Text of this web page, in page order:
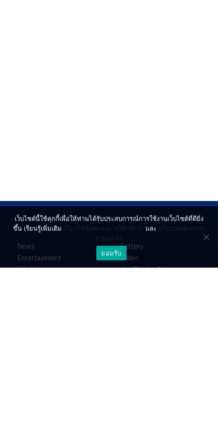
News
Entertainment
Lifestyle
Lottery
Video
ร่วมด้วยช่วยกัน
เว็บไซต์นี้ใช้คุกกี้เพื่อให้ท่านได้รับประสบการณ์การใช้งานเว็บไซต์ที่ดียิ่ง
ขึ้น เรียนรู้เพิ่มเติม เงื่อนไขข้อตกลงการใช้บริการ และ นโยบายคุ้มครอง
ส่วนบุคคล
ยอมรับ